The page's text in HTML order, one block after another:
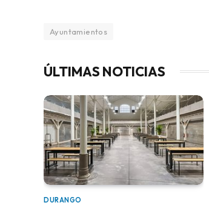
Ayuntamientos
ÚLTIMAS NOTICIAS
DURANGO